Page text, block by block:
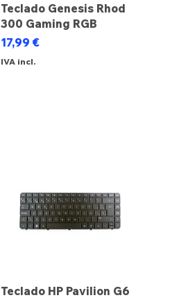
Teclado Genesis Rhod
300 Gaming RGB
Preço
17,99 €
IVA incl.
Teclado HP Pavilion G6